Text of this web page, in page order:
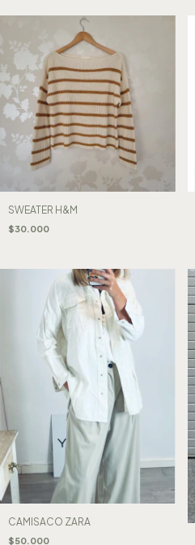
SWEATER H&M
$30.000
CAMISACO ZARA
$50.000